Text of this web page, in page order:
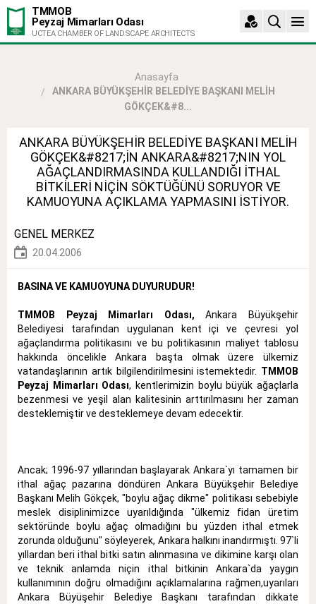
TMMOB
Peyzaj Mimarları Odası
UCTEA CHAMBER OF LANDSCAPE ARCHITECTS
Anasayfa
ANKARA BÜYÜKŞEHİR BELEDİYE BAŞKANI MELİH
GÖKÇEK&#8...
ANKARA BÜYÜKŞEHİR BELEDİYE BAŞKANI MELİH
GÖKÇEK&#8217;İN ANKARA&#8217;NIN YOL
AĞAÇLANDIRMASINDA KULLANDIĞI İTHAL
BİTKİLERİ NİÇİN SÖKTÜĞÜNÜ SORUYOR VE
KAMUOYUNA AÇIKLAMA YAPMASINI İSTİYOR.
GENEL MERKEZ
20.04.2006
BASINA VE KAMUOYUNA DUYURUDUR!
TMMOB Peyzaj Mimarları Odası,Ankara Büyükşehir
Belediyesi tarafından uygulanan kent içi ve çevresi yol
ağaçlandırma politikasını ve bu politikasının maliyet tablosu
hakkında öncelikle Ankara başta olmak üzere ülkemiz
vatandaşlarının artık bilgilendirilmesini istemektedir. TMMOB
Peyzaj Mimarları Odası, kentlerimizin boylu büyük ağaçlarla
bezenmesi ve yeşil alan kalitesinin arttırılmasını her zaman
desteklemiştir ve desteklemeye devam edecektir.
Ancak; 1996-97 yıllarından başlayarak Ankara`yı tamamen bir
ithal ağaç pazarına döndüren Ankara Büyükşehir Belediye
Başkanı Melih Gökçek, "boylu ağaç dikme" politikası sebebiyle
meslek disiplinimizce uyarıldığında "ülkemiz fidan üretim
sektöründe boylu ağaç olmadığını bu yüzden ithal etmek
zorunda olduğunu" söyleyerek, Ankara halkını inandırmıştı. 97`li
yıllardan beri ithal bitki satın alınmasına ve dikimine karşı olan
ve teknik anlamda niçin ithal bitkinin Ankara`da yaygın
kullanımının doğru olmadığını açıklamalarına rağmen,uyarıları
Ankara Büyüşehir Belediye Başkanı tarafından dikkate